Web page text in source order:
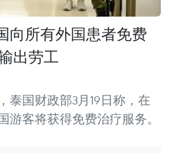
向所有外国患者免费
出劳工
泰国财政部3月19日称，在
游客将获得免费治疗服务。